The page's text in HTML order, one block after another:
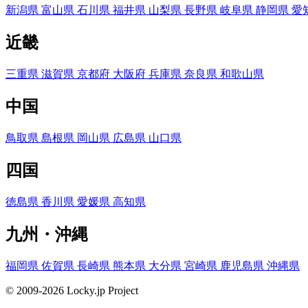
新潟県 富山県 石川県 福井県 山梨県 長野県 岐阜県 静岡県 愛
近畿
三重県 滋賀県 京都府 大阪府 兵庫県 奈良県 和歌山県
中国
鳥取県 島根県 岡山県 広島県 山口県
四国
徳島県 香川県 愛媛県 高知県
九州・沖縄
福岡県 佐賀県 長崎県 熊本県 大分県 宮崎県 鹿児島県 沖縄県
© 2009-2026 Locky.jp Project